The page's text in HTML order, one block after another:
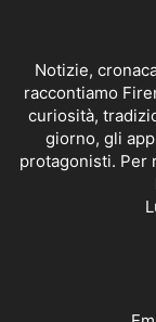
Notizie,
raccontiamo
curiosità,
giorno, gli
protagonisti. Per